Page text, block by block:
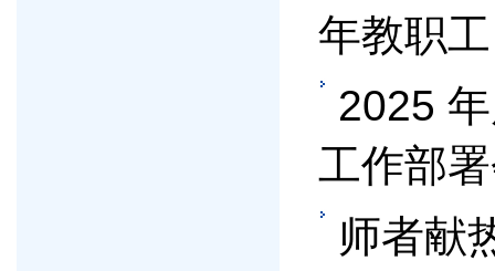
年教职
2025
工作部
师者献